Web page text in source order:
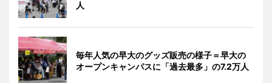
人
毎年人気の早大のグッズ販売の様子＝早大の
オープンキャンパスに「過去最多」の7.2万人